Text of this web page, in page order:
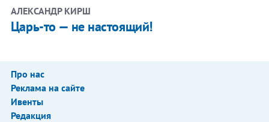
АЛЕКСАНДР КИРШ
Царь-то — не настоящий!
Про нас
Реклама на сайте
Ивенты
Редакция